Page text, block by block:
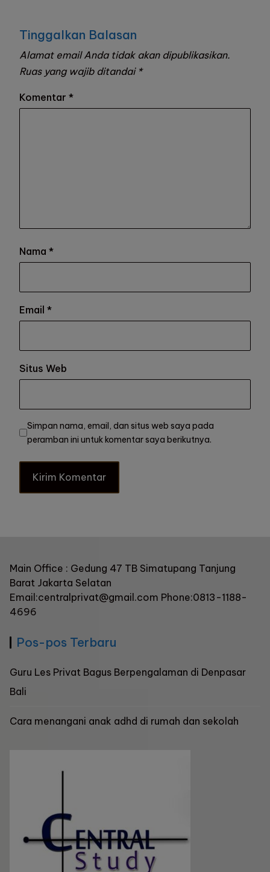
Tinggalkan Balasan
Alamat email Anda tidak akan dipublikasikan.
Ruas yang wajib ditandai *
Komentar *
Nama *
Email *
Situs Web
Simpan nama, email, dan situs web saya pada
peramban ini untuk komentar saya berikutnya.
Main Office : Gedung 47 TB Simatupang Tanjung
Barat Jakarta Selatan
Email:centralprivat@gmail.com Phone:0813-1188-
4696
Pos-pos Terbaru
Guru Les Privat Bagus Berpengalaman di Denpasar
Bali
Cara menangani anak adhd di rumah dan sekolah